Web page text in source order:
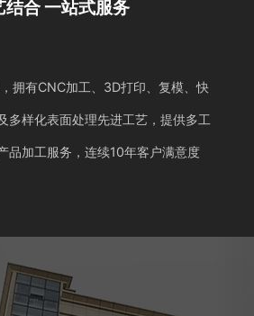
结合 一站式服务
拥有CNC加工、3D打印、复模、快
多样化表面处理先进工艺，提供多工
品加工服务，连续10年客户满意度